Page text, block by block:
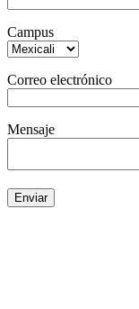
Campus
Correo electrónico
Mensaje